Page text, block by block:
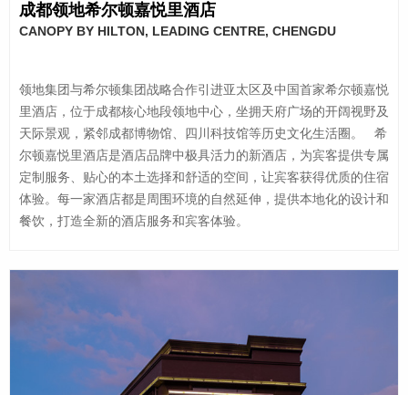
成都领地希尔顿嘉悦里酒店
CANOPY BY HILTON, LEADING CENTRE, CHENGDU
领地集团与希尔顿集团战略合作引进亚太区及中国首家希尔顿嘉悦
里酒店，位于成都核心地段领地中心，坐拥天府广场的开阔视野及
天际景观，紧邻成都博物馆、四川科技馆等历史文化生活圈。 希
尔顿嘉悦里酒店是酒店品牌中极具活力的新酒店，为宾客提供专属
定制服务、贴心的本土选择和舒适的空间，让宾客获得优质的住宿
体验。每一家酒店都是周围环境的自然延伸，提供本地化的设计和
餐饮，打造全新的酒店服务和宾客体验。